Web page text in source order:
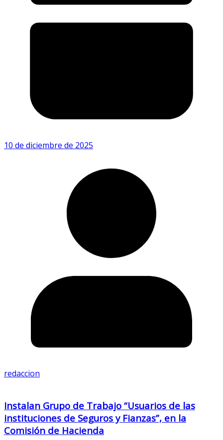
10 de diciembre de 2025
redaccion
Instalan Grupo de Trabajo “Usuarios de las
instituciones de Seguros y Fianzas”, en la
Comisión de Hacienda